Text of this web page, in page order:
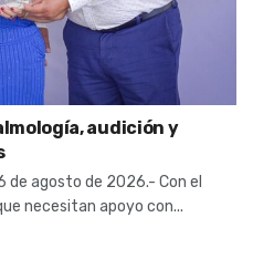
audición y
de agosto de 2026.- Con el
necesitan apoyo con...